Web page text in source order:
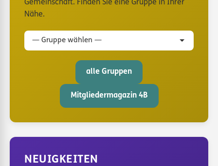
Gemeinschaft. Finden Sie eine Gruppe in Ihrer
Nähe.
Gruppe auswählen
alle Gruppen
Mitgliedermagazin 4B
NEUIGKEITEN